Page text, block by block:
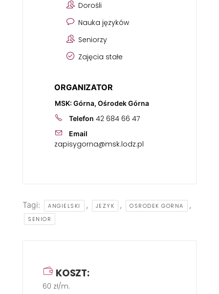
Dorośli
Nauka języków
Seniorzy
Zajęcia stałe
ORGANIZATOR
MSK: Górna, Ośrodek Górna
Telefon 42 684 66 47
Email
zapisygorna@msk.lodz.pl
Tagi: ANGIELSKI , JEZYK , OSRODEK GORNA ,
SENIOR
KOSZT:
60 zł/m.